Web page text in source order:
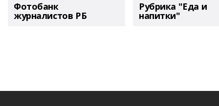
Фотобанк
журналистов РБ
Рубрика "Еда и
напитки"